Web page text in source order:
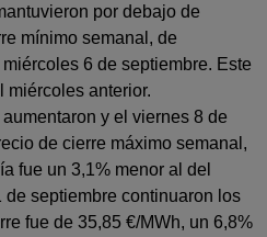
por debajo de
mínimo semanal, de
6 de septiembre. Este
miércoles anterior.
y el viernes 8 de
de cierre máximo semanal,
fue un 3,1% menor al del
septiembre continuaron los
fue de 35,85 €/MWh, un 6,8%